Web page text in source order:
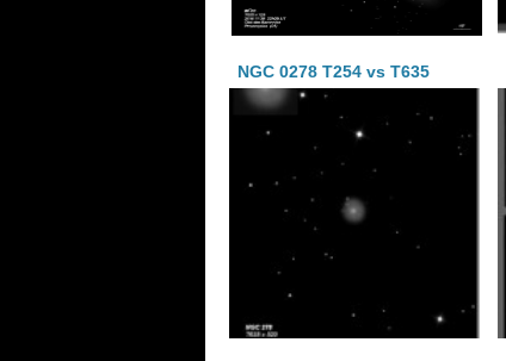
NGC 0278 T254 vs T635